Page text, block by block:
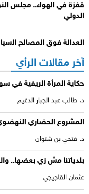
قفزة في الهواء.. مجلس
الدولي
العدالة فوق المصالح
آخر مقالات الرأي
حكاية المرأة الريفية في
د. طالب عبد الجبار الدغيم
المشروع الحضاري النهضوي
د. فتحي بن شتوان
بلدياتنا مش زي بعضها..
عثمان القاجيجي